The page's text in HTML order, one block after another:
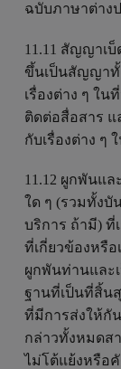
ฉบับภาษาต่าง
11.11 สัญญาเ
ขึ้นเป็นสัญญาทั้
เรื่องต่าง ๆ ใ
ติดต่อสื่อสาร
กับเรื่องต่าง ๆ
11.12 ผูกพันแ
ใด ๆ (รวมทั้งบั
บริการ ถ้ามี) ที่
ที่เกี่ยวข้องหรื
ผูกพันท่านและ
ฐานที่เป็นที่สิ้น
ที่มีการส่งให้กั
กล่าวทั้งหมดส
ไม่โต้แย้งหรือ